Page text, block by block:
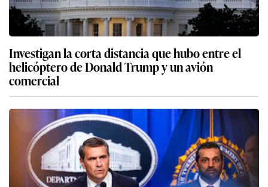
Investigan la corta distancia que hubo entre el
helicóptero de Donald Trump y un avión
comercial